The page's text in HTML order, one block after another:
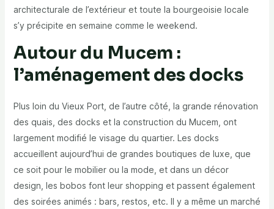
architecturale de l’extérieur et toute la bourgeoisie locale
s’y précipite en semaine comme le weekend.
Autour du Mucem :
l’aménagement des docks
Plus loin du Vieux Port, de l’autre côté, la grande rénovation
des quais, des docks et la construction du Mucem, ont
largement modifié le visage du quartier. Les docks
accueillent aujourd’hui de grandes boutiques de luxe, que
ce soit pour le mobilier ou la mode, et dans un décor
design, les bobos font leur shopping et passent également
des soirées animés : bars, restos, etc. Il y a même un marché